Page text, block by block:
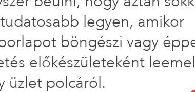
legyen, amikor
böngészi vagy
előkészületeként leemel
üzlet polcáról.